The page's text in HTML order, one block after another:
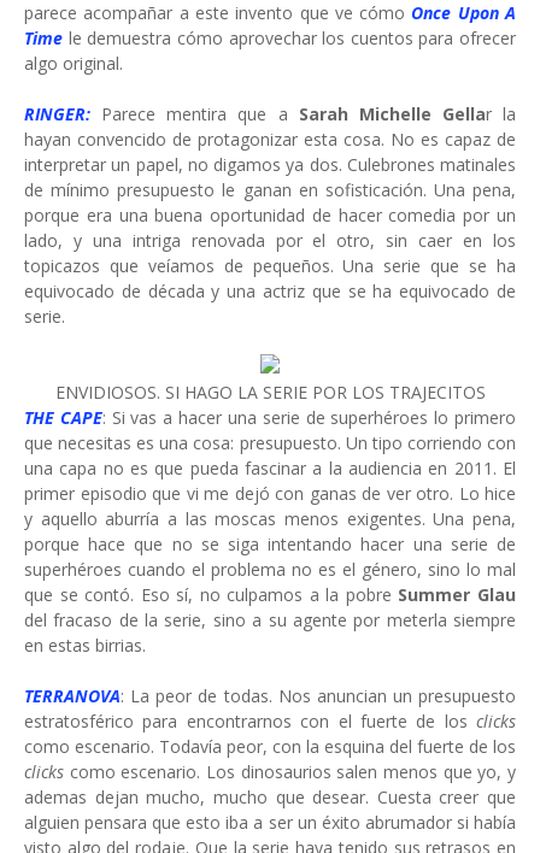
parece acompañar a este invento que ve cómoOnce Upon A
Time le demuestra cómo aprovechar los cuentos para ofrecer
algo original.
RINGER: Parece mentira que a Sarah Michelle Gellar la
hayan convencido de protagonizar esta cosa. No es capaz de
interpretar un papel, no digamos ya dos. Culebrones matinales
de mínimo presupuesto le ganan en sofisticación. Una pena,
porque era una buena oportunidad de hacer comedia por un
lado, y una intriga renovada por el otro, sin caer en los
topicazos que veíamos de pequeños. Una serie que se ha
equivocado de década y una actriz que se ha equivocado de
serie.
ENVIDIOSOS. SI HAGO LA SERIE POR LOS TRAJECITOS
THE CAPE: Si vas a hacer una serie de superhéroes lo primero
que necesitas es una cosa: presupuesto. Un tipo corriendo con
una capa no es que pueda fascinar a la audiencia en 2011. El
primer episodio que vi me dejó con ganas de ver otro. Lo hice
y aquello aburría a las moscas menos exigentes. Una pena,
porque hace que no se siga intentando hacer una serie de
superhéroes cuando el problema no es el género, sino lo mal
que se contó. Eso sí, no culpamos a la pobre Summer Glau
del fracaso de la serie, sino a su agente por meterla siempre
en estas birrias.
TERRANOVA: La peor de todas. Nos anuncian un presupuesto
estratosférico para encontrarnos con el fuerte de los clicks
como escenario. Todavía peor, con la esquina del fuerte de los
clicks como escenario. Los dinosaurios salen menos que yo, y
ademas dejan mucho, mucho que desear. Cuesta creer que
alguien pensara que esto iba a ser un éxito abrumador si había
visto algo del rodaje. Que la serie haya tenido sus retrasos en